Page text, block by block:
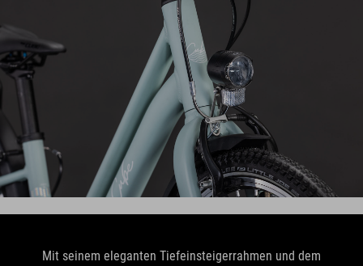
Mit seinem eleganten Tiefeinsteigerrahmen und dem